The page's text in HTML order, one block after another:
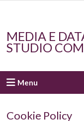
MEDIA E
STUDIO
Menu
Cookie Policy